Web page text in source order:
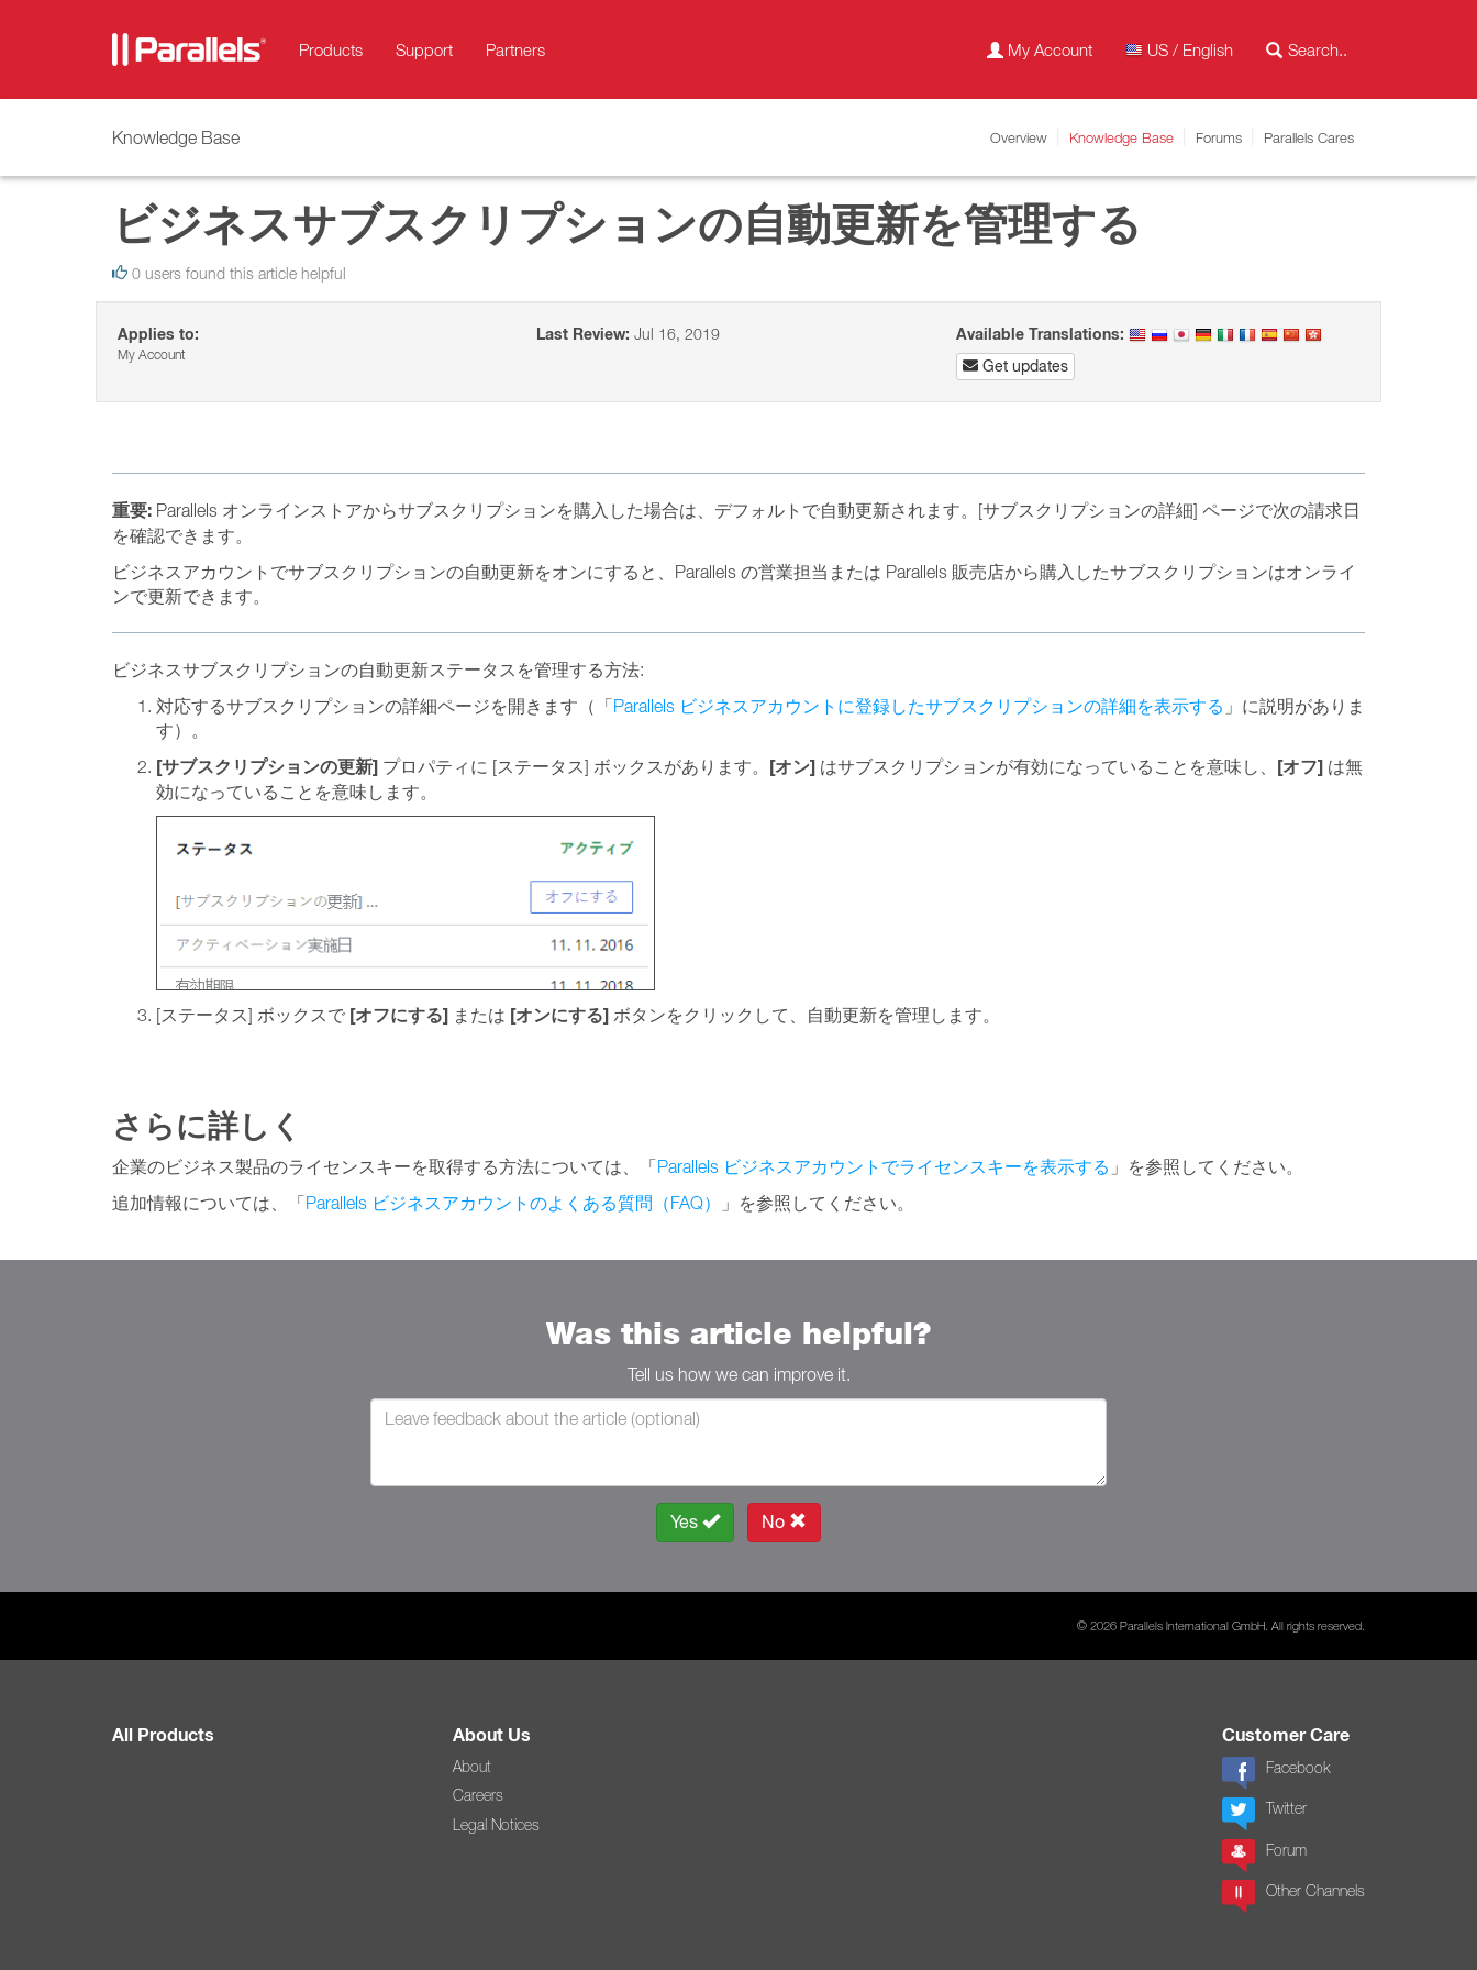
Products Support Partners My Account US / English
Knowledge Base Overview Knowledge Base Forums Parallels Cares
ビジネスサブスクリプションの自動更新を管理する
0 users found this article helpful
Applies to:
My Account
Last Review: Jul 16, 2019
Available Translations:
Get updates
重要: Parallels オンラインストアからサブスクリプションを購入した場合は、デフォルトで自動更新されます。[サブスクリプションの詳細] ページで次の請求日
を確認できます。
ビジネスアカウントでサブスクリプションの自動更新をオンにすると、Parallels の営業担当または Parallels 販売店から購入したサブスクリプションはオンライ
ンで更新できます。
ビジネスサブスクリプションの自動更新ステータスを管理する方法:
対応するサブスクリプションの詳細ページを開きます（「Parallels ビジネスアカウントに登録したサブスクリプションの詳細を表示する 」に説明がありま
す）。
[サブスクリプションの更新] プロパティに [ステータス] ボックスがあります。 [オン] はサブスクリプションが有効になっていることを意味し、 [オフ] は無
効になっていることを意味します。
[ステータス] ボックスで [オフにする] または [オンにする] ボタンをクリックして、自動更新を管理します。
さらに詳しく
企業のビジネス製品のライセンスキーを取得する方法については、「Parallels ビジネスアカウントでライセンスキーを表示する 」を参照してください。
追加情報については、「Parallels ビジネスアカウントのよくある質問（FAQ） 」を参照してください。
Was this article helpful?
Tell us how we can improve it.
Yes No
© 2026 Parallels International GmbH. All rights reserved.
All Products About Us
About
Careers
Legal Notices
Customer Care
Facebook
Twitter
Forum
Other Channels